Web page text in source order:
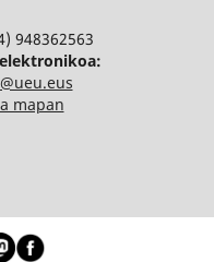
948362563
mapan